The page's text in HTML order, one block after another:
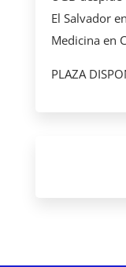
El Salvador
Medicina en
PLAZA